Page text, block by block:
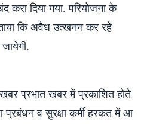
करा दिया गया. परियोजना के
कि अवैध उत्खनन कर रहे
प्रभात खबर में प्रकाशित होते
प्रबंधन व सुरक्षा कर्मी हरकत में आ